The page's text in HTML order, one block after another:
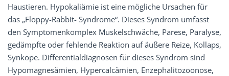
Haustieren. Hypokaliämie ist eine mögliche Ursachen für
das „Floppy-Rabbit- Syndrome“. Dieses Syndrom umfasst
den Symptomenkomplex Muskelschwäche, Parese, Paralyse,
gedämpfte oder fehlende Reaktion auf äußere Reize, Kollaps,
Synkope. Differentialdiagnosen für dieses Syndrom sind
Hypomagnesämien, Hypercalcämien, Enzephalitozoonose,